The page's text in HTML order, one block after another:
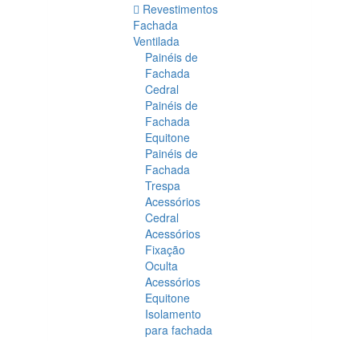
Revestimentos
Fachada
Ventilada
Painéis de
Fachada
Cedral
Painéis de
Fachada
Equitone
Painéis de
Fachada
Trespa
Acessórios
Cedral
Acessórios
Fixação
Oculta
Acessórios
Equitone
Isolamento
para fachada